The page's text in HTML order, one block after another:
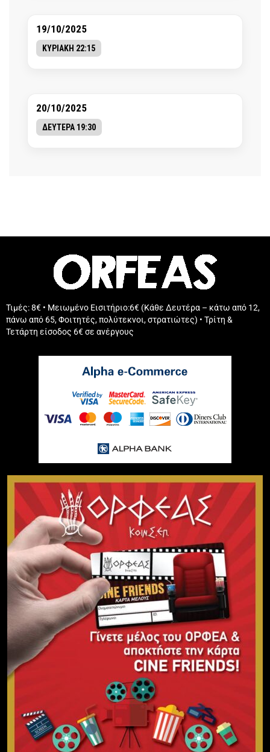
19/10/2025
ΚΥΡΙΑΚΗ 22:15
20/10/2025
ΔΕΥΤΕΡΑ 19:30
Τιμές: 8€ • Μειωμένο Εισιτήριο:6€ (Κάθε Δευτέρα – κάτω από 12,
πάνω από 65, Φοιτητές, πολύτεκνοι, στρατιώτες) • Τρίτη &
Τετάρτη είσοδος 6€ σε ανέργους